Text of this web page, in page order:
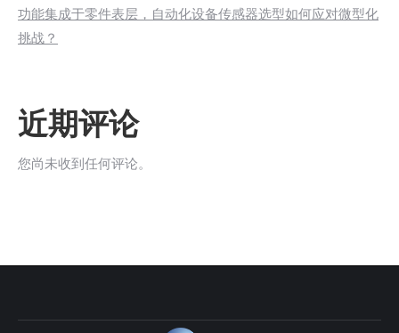
功能集成于零件表层，自动化设备传感器选型如何应对微型化
挑战？
近期评论
您尚未收到任何评论。